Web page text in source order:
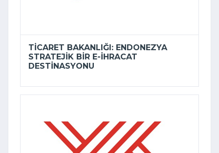
TICARET BAKANLIĞI: ENDONEZYA
STRATEJIK BIR E-İHRACAT
DESTINASYONU